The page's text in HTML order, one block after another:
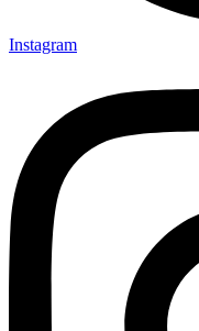
Instagram